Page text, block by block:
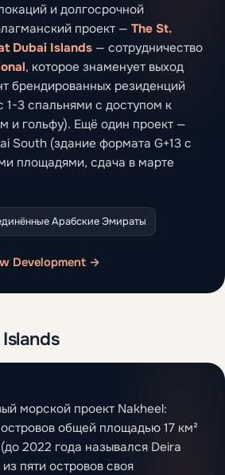
и долгосрочной
проект — The St.
Dubai Islands — сотрудничество
, которое знаменует выход
брендированных резиденций
3 спальнями с доступом к
и гольфу). Ещё один проект —
South (здание формата G+13 с
площадями, сдача в марте
Арабские Эмираты
Development →
морской проект Nakheel:
общей площадью 17 км²
2022 года назывался Deira
пяти островов своя